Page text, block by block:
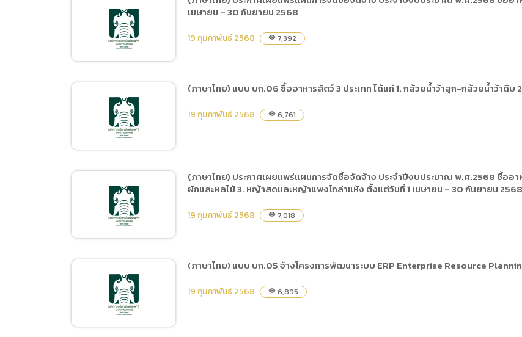
(ภาษาไทย) การเปิดเผยข้อมูลสาธารณะขององค์กร พ.ศ. 2569
(ภาษาไทย) นโยบายขององค์การ
(ภาษาไทย) แบบ บก.06 ซื้อ
อาหารสัตว์ ประเภทเนื้อสัตว์
และผลผลิตจากสัตว์
(ภาษาไทย) ประกาศเผยแพร่
แผนการจัดซื้อจัดจ้าง ประจำ
ปีงบประมาณ พ.ศ.2568 ซื้อ
อาหารสัตว์ ประเภทเนื้อสัตว์
และผลผลิตจากสัตว์ ตั้งแต่
วันที่ 1 เมษายน – 30
กันยายน 2568
เมษายน – 30 กันยายน 2568
19 กุมภาพันธ์ 2568 visibility 7,392
(ภาษาไทย) แบบ บก.06 ซื้อ
อาหารสัตว์ 3 ประเภท ได้แก่
1. กล้วยน้ำว้าสุก-กล้วยน้ำว้า
ดิบ 2. ผักและผลไม้ 3. หญ้า
สดและหญ้าแพงโกล่าแห้ง
(ภาษาไทย) แบบ บก.06 ซื้ออาหารสัตว์ 3 ประเภท ได้แก่ 1. กล้วยน้ำว้าสุก-กล้วยน้ำว้าดิ
19 กุมภาพันธ์ 2568 visibility 6,761
(ภาษาไทย) ประกาศเผยแพร่
แผนการจัดซื้อจัดจ้าง ประจำ
ปีงบประมาณ พ.ศ.2568 ซื้อ
อาหารสัตว์ 3 ประเภท ได้แก่
(ภาษาไทย) ประกาศเผยแพร่แผนการจัดซื้อจัดจ้าง ประจำปีงบประมาณ พ.ศ.2568 ซื้ออา
ผักและผลไม้ 3. หญ้าสดและหญ้าแพงโกล่าแห้ง ตั้งแต่วันที่ 1 เมษายน – 30 กันยายน 2568
19 กุมภาพันธ์ 2568 visibility 7,018
(ภาษาไทย) แบบ บก.05 จ้างโครงการพัฒนาระบบ ERP Enterprise Resource
19 กุมภาพันธ์ 2568 visibility 6,895